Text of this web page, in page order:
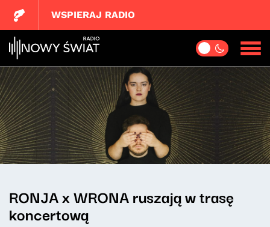
WSPIERAJ RADIO
RONJA x WRONA ruszają w trasę
koncertową